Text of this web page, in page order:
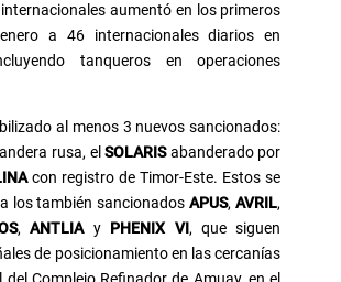
aumentó en los primeros
a 46 internacionales diarios en
tanqueros en operaciones
al menos 3 nuevos sancionados:
rusa, elSOLARISabanderado por
con registro de Timor-Este. Estos se
los también sancionadosAPUS,AVRIL,
,ANTLIAy PHENIX VI, que siguen
de posicionamiento en las cercanías